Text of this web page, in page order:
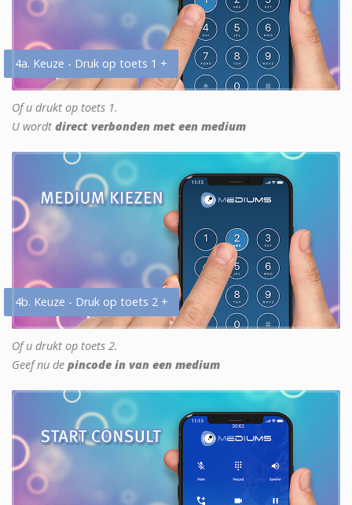
4a. Keuze - Druk op toets 1 +
Of u drukt op toets 1.
U wordt direct verbonden met een medium
4b. Keuze - Druk op toets 2 +
Of u drukt op toets 2.
Geef nu de pincode in van een medium